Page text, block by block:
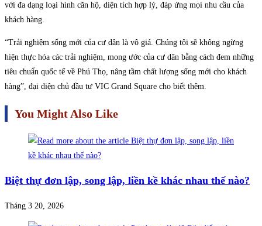
với đa dạng loại hình căn hộ, diện tích hợp lý, đáp ứng mọi nhu cầu của
khách hàng.
“Trải nghiệm sống mới của cư dân là vô giá. Chúng tôi sẽ không ngừng
hiện thực hóa các trải nghiệm, mong ước của cư dân bằng cách đem những
tiêu chuẩn quốc tế về Phú Thọ, nâng tầm chất lượng sống mới cho khách
hàng”, đại diện chủ đầu tư VIC Grand Square cho biết thêm.
You Might Also Like
Biệt thự đơn lập, song lập, liền kề khác nhau thế nào?
Tháng 3 20, 2026